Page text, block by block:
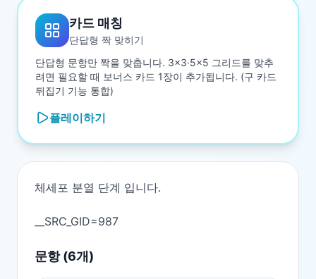
카드 매칭
단답형 짝 맞히기
단답형 문항만 짝을 맞춥니다. 3×3·5×5 그리드를 맞추
려면 필요할 때 보너스 카드 1장이 추가됩니다. (구 카드
뒤집기 기능 통합)
플레이하기
체세포 분열 단계 입니다.
문항 (6개)